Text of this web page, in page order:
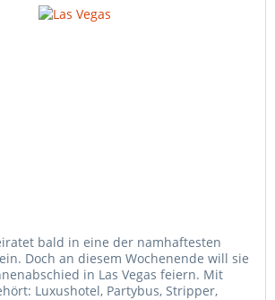
bald in eine der namhaftesten
Doch an diesem Wochenende will sie
in Las Vegas feiern. Mit
Luxushotel, Partybus, Stripper,